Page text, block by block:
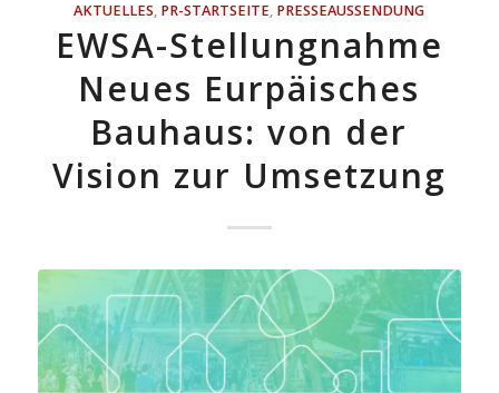
AKTUELLES, PR-STARTSEITE, PRESSEAUSSENDUNG
EWSA-Stellungnahme
Neues Eurpäisches
Bauhaus: von der
Vision zur Umsetzung